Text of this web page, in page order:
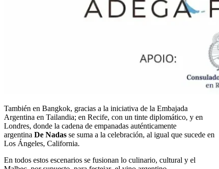
También en Bangkok, gracias a la iniciativa de la Embajada
Argentina en Tailandia; en Recife, con un tinte diplomático, y en
Londres, donde la cadena de empanadas auténticamente
argentina De Nadas se suma a la celebración, al igual que sucede en
Los Ángeles, California.
En todos estos escenarios se fusionan lo culinario, cultural y el